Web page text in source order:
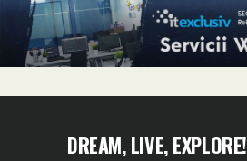
DREAM, LIVE, EXPLORE!